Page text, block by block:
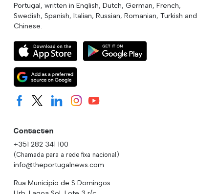
Portugal, written in English, Dutch, German, French,
Swedish, Spanish, Italian, Russian, Romanian, Turkish and
Chinese.
Contacten
+351 282 341 100
(Chamada para a rede fixa nacional)
info@theportugalnews.com
Rua Municipio de S Domingos